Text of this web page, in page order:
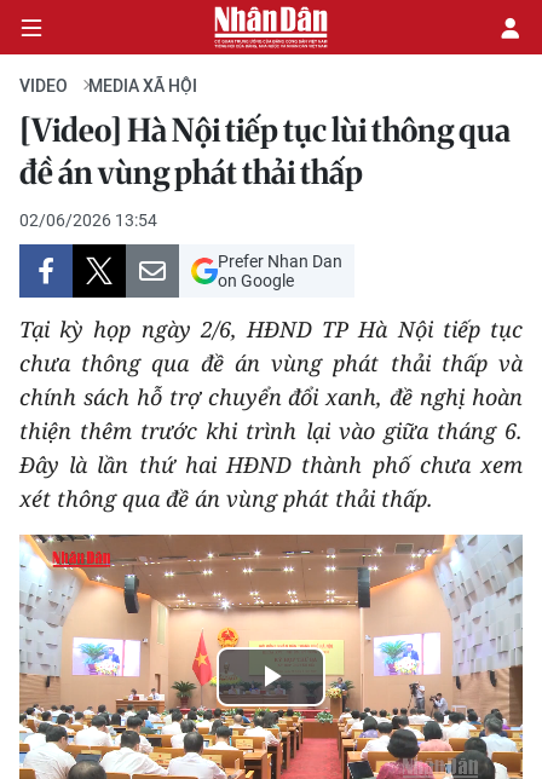
CHÍNH TRỊ
KINH TẾ
VĂN HÓA
XÃ HỘI
PHÁP LUẬT
DU LỊCH
THẾ GIỚI
THỂ THAO
GIÁO DỤC
Y TẾ
KHOA HỌC - CÔNG NGHỆ
VIDEO MEDIA XÃ HỘI
[Video] Hà Nội tiếp tục lùi thông qua
đề án vùng phát thải thấp
02/06/2026 13:54
Prefer Nhan Dan
on Google
Tại kỳ họp ngày 2/6, HĐND TP Hà Nội tiếp tục
chưa thông qua đề án vùng phát thải thấp và
chính sách hỗ trợ chuyển đổi xanh, đề nghị hoàn
thiện thêm trước khi trình lại vào giữa tháng 6.
Đây là lần thứ hai HĐND thành phố chưa xem
xét thông qua đề án vùng phát thải thấp.
Play
Video